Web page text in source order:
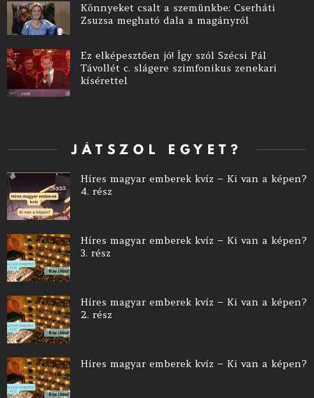
Könnyeket csalt a szemünkbe: Cserháti
Zsuzsa megható dala a magányról
Ez elképesztően jó! Így szól Szécsi Pál
Távollét c. slágere szimfonikus zenekari
kísérettel
JÁTSZOL EGYET?
Híres magyar emberek kvíz – Ki van a képen?
4. rész
Híres magyar emberek kvíz – Ki van a képen?
3. rész
Híres magyar emberek kvíz – Ki van a képen?
2. rész
Híres magyar emberek kvíz – Ki van a képen?